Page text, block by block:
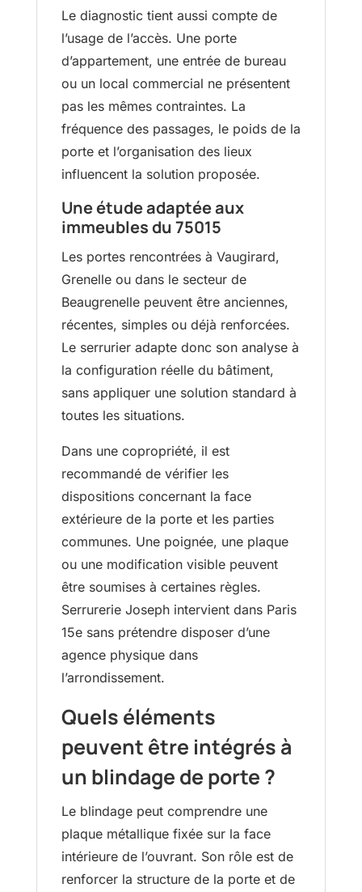
Le diagnostic tient aussi compte de
l’usage de l’accès. Une porte
d’appartement, une entrée de bureau
ou un local commercial ne présentent
pas les mêmes contraintes. La
fréquence des passages, le poids de la
porte et l’organisation des lieux
influencent la solution proposée.
Une étude adaptée aux
immeubles du 75015
Les portes rencontrées à Vaugirard,
Grenelle ou dans le secteur de
Beaugrenelle peuvent être anciennes,
récentes, simples ou déjà renforcées.
Le serrurier adapte donc son analyse à
la configuration réelle du bâtiment,
sans appliquer une solution standard à
toutes les situations.
Dans une copropriété, il est
recommandé de vérifier les
dispositions concernant la face
extérieure de la porte et les parties
communes. Une poignée, une plaque
ou une modification visible peuvent
être soumises à certaines règles.
Serrurerie Joseph intervient dans Paris
15e sans prétendre disposer d’une
agence physique dans
l’arrondissement.
Quels éléments
peuvent être intégrés à
un blindage de porte ?
Le blindage peut comprendre une
plaque métallique fixée sur la face
intérieure de l’ouvrant. Son rôle est de
renforcer la structure de la porte et de